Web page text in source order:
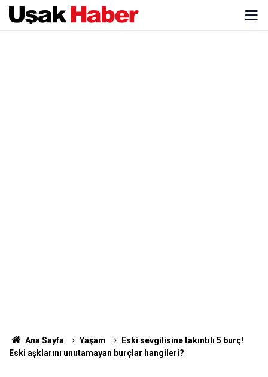
Ana Sayfa Yaşam
Eski sevgilisine takıntılı 5 burç!
Eski aşklarını unutamayan burçlar hangileri?